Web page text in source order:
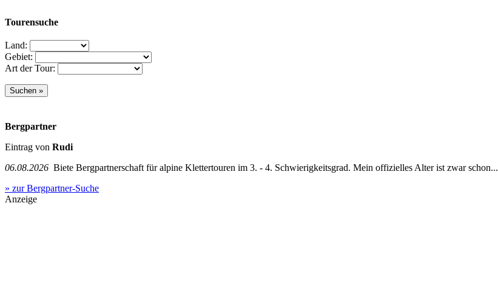
Tourensuche
Land:
Gebiet:
Art der Tour:
Bergpartner
Eintrag von Rudi
06.08.2026 Biete Bergpartnerschaft für alpine Klettertouren im 3. - 4. Schwierigkeitsgrad. Mein offizielles Alter ist zwar schon...
» zur Bergpartner-Suche
Anzeige